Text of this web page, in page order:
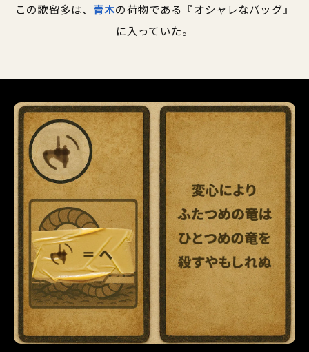
この歌留多は、 青木の荷物である『オシャレなバッグ』
に入っていた。